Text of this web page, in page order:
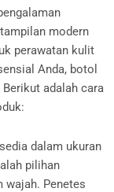
modern
perawatan kulit
Anda, botol
adalah cara
dalam ukuran
pilihan
wajah. Penetes